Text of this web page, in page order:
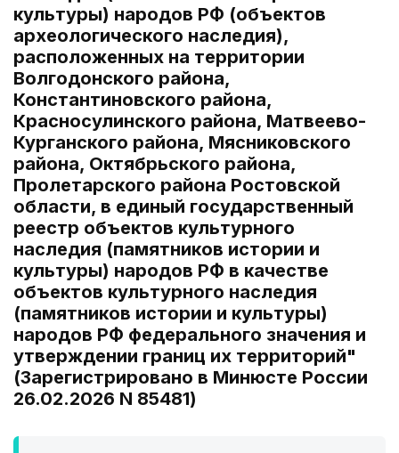
культуры) народов РФ (объектов
археологического наследия),
расположенных на территории
Волгодонского района,
Константиновского района,
Красносулинского района, Матвеево-
Курганского района, Мясниковского
района, Октябрьского района,
Пролетарского района Ростовской
области, в единый государственный
реестр объектов культурного
наследия (памятников истории и
культуры) народов РФ в качестве
объектов культурного наследия
(памятников истории и культуры)
народов РФ федерального значения и
утверждении границ их территорий"
(Зарегистрировано в Минюсте России
26.02.2026 N 85481)